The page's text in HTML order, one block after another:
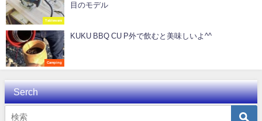
Tableware
目のモデル
Camping
KUKU BBQ CU P外で飲むと美味しいよ^^
Serch